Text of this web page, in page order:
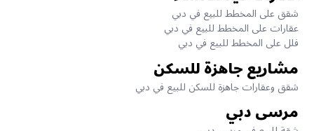
شقق على المخطط للبيع في دبي
عقارات على المخطط للبيع في دبي
فلل على المخطط للبيع في دبي
مشاريع جاهزة للسكن
شقق وعقارات جاهزة للسكن للبيع في دبي
مرسى دبي